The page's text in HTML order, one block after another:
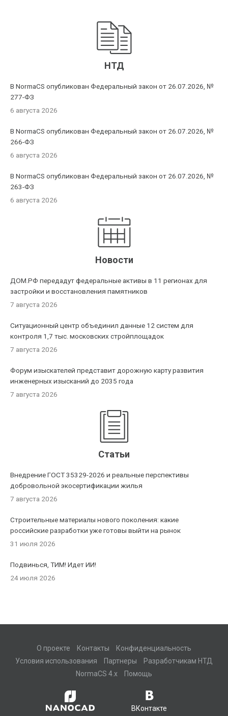
НТД
В NormaCS опубликован Федеральный закон от 26.07.2026, №
277-ФЗ
6 августа 2026
В NormaCS опубликован Федеральный закон от 26.07.2026, №
266-ФЗ
6 августа 2026
В NormaCS опубликован Федеральный закон от 26.07.2026, №
263-ФЗ
6 августа 2026
Новости
ДОМ.РФ передадут федеральные активы в 11 регионах для
застройки и восстановления памятников
7 августа 2026
Ситуационный центр объединил данные 12 систем для
контроля 1,7 тыс. московских стройплощадок
7 августа 2026
Форум изыскателей представит дорожную карту развития
инженерных изысканий до 2035 года
7 августа 2026
Статьи
Внедрение ГОСТ 35329-2026 и реальные перспективы
добровольной экосертификации жилья
7 августа 2026
Строительные материалы нового поколения: какие
российские разработки уже готовы выйти на рынок
31 июля 2026
Подвинься, ТИМ! Идет ИИ!
24 июля 2026
О проекте Контакты
Конфиденциальность
Условия использования
Партнеры
Разработчикам НТД
NormaCS 4.x
Помощь
ВКонтакте